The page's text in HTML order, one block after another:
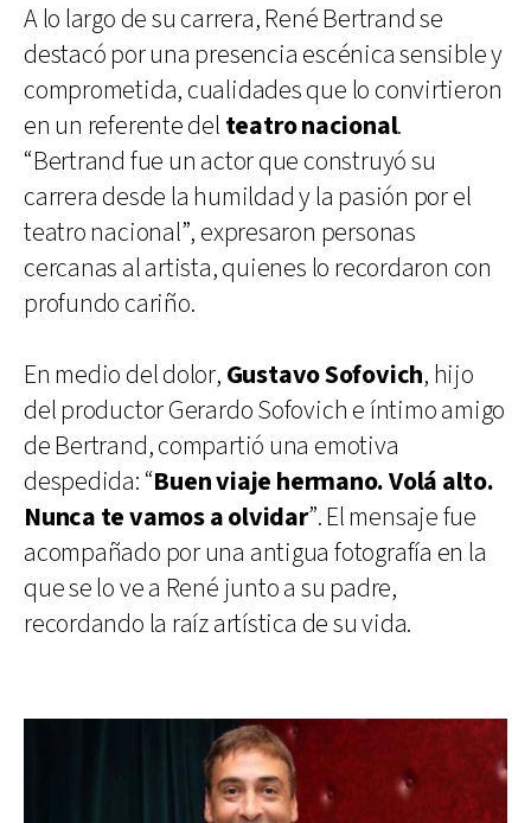
A lo largo de su carrera, René Bertrand se
destacó por una presencia escénica sensible y
comprometida, cualidades que lo convirtieron
en un referente del teatro nacional.
“Bertrand fue un actor que construyó su
carrera desde la humildad y la pasión por el
teatro nacional”, expresaron personas
cercanas al artista, quienes lo recordaron con
profundo cariño.
En medio del dolor, Gustavo Sofovich, hijo
del productor Gerardo Sofovich e íntimo amigo
de Bertrand, compartió una emotiva
despedida: “Buen viaje hermano. Volá alto.
Nunca te vamos a olvidar”. El mensaje fue
acompañado por una antigua fotografía en la
que se lo ve a René junto a su padre,
recordando la raíz artística de su vida.